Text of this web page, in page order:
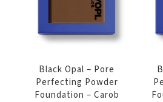
aantal
Black Opal – Pore
Perfecting Powder
Foundation – Carob